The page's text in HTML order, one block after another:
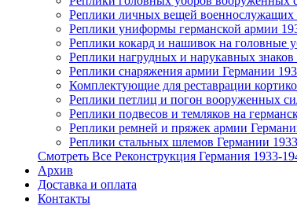
Реплики личных вещей военнослужащих
Реплики униформы германской армии
Реплики кокард и нашивок на головные
Реплики нагрудных и нарукавных
Реплики снаряжения армии Германии
Комплектующие для реставрации
Реплики петлиц и погон вооруженных
Реплики подвесов и темляков на
Реплики ремней и пряжек армии
Реплики стальных шлемов Германии
Смотреть Все Реконструкция Германия 1933-
Архив
Доставка и оплата
Контакты